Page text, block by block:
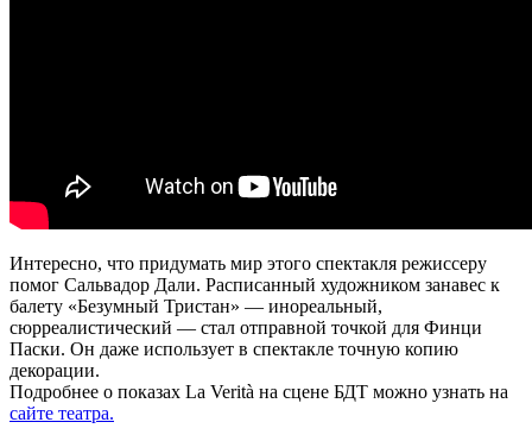
Интересно, что придумать мир этого спектакля режиссеру
помог Сальвадор Дали. Расписанный художником занавес к
балету «Безумный Тристан» — инореальный,
сюрреалистический — стал отправной точкой для Финци
Паски. Он даже использует в спектакле точную копию
декорации.
Подробнее о показах La Verità на сцене БДТ можно узнать на
сайте театра.